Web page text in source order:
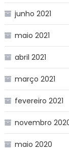
junho 2021
maio 2021
abril 2021
março 2021
fevereiro 2021
novembro
maio 2020